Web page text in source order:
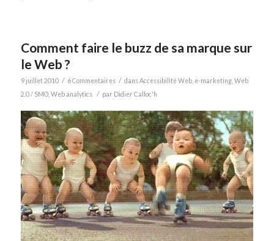
Comment faire le buzz de sa marque sur
le Web ?
9 juillet 2010 / 6 Commentaires / dansAccessibilité Web, e-marketing, Web
2.0 / SMO, Web analytics / par Didier Calloc'h